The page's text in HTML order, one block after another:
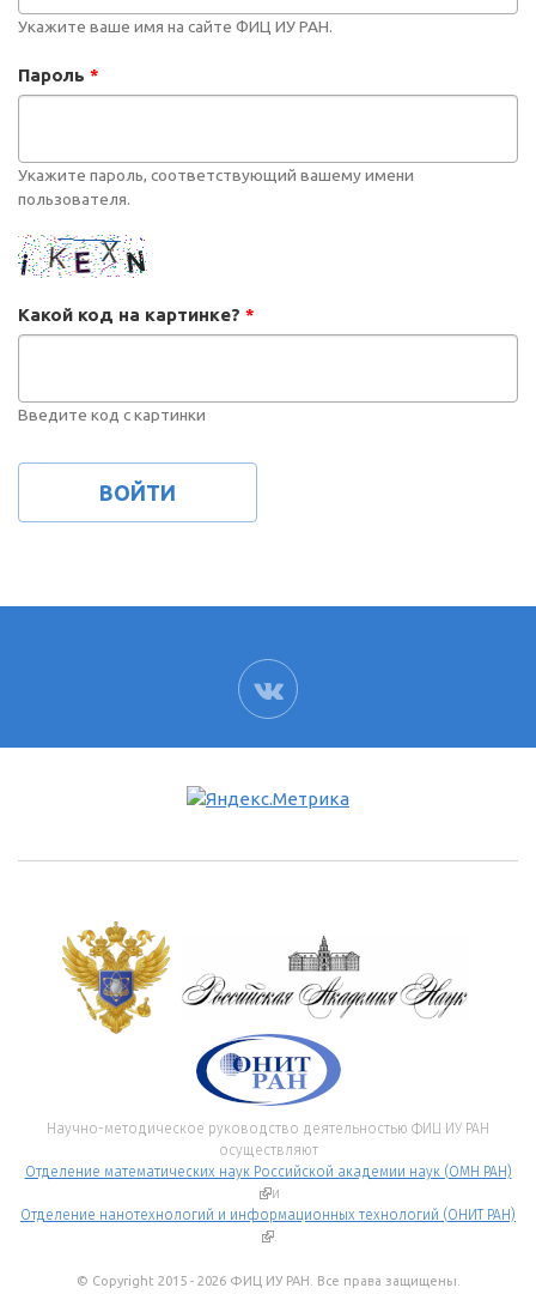
Укажите ваше имя на сайте ФИЦ ИУ РАН.
Пароль *
Укажите пароль, соответствующий вашему имени
пользователя.
Какой код на картинке? *
Введите код с картинки
ВК
Научно-методическое руководство деятельностью ФИЦ ИУ РАН
осуществляют
Отделение математических наук Российской академии наук (ОМН РАН)
(внешняя ссылка)
и
Отделение нанотехнологий и информационных технологий (ОНИТ РАН)
(внешняя ссылка)
.
© Copyright 2015 - 2026 ФИЦ ИУ РАН. Все права защищены.